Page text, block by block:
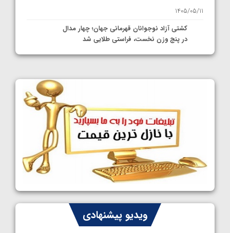
1405/05/11
کشتی آزاد نوجوانان قهرمانی جهان؛ چهار مدال
در پنج وزن نخست، فراستی طلایی شد
1405/05/11
کشتی آزاد نوجوانان جهان؛ رقبای نمایندگان
ایران مشخص شدند
1405/05/08
کشتی فرنگی نوجوانان جهان؛ سکوی تیمی
سوم برای ایران
1405/05/07
ایران چشم به راه چهار مدال در پنج وزن دوم
کشتی فرنگی نوجوانان جهانویدیو پیشنهادی